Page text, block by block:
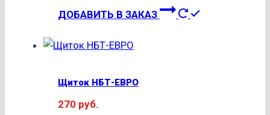
ДОБАВИТЬ В ЗАКАЗ
Щиток НБТ-ЕВРО
270 руб.